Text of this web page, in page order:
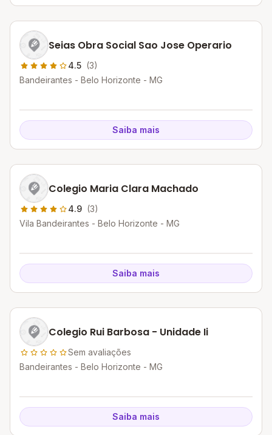
Seias Obra Social Sao Jose Operario
4.5 (3)
Bandeirantes - Belo Horizonte - MG
Saiba mais
Colegio Maria Clara Machado
4.9 (3)
Vila Bandeirantes - Belo Horizonte - MG
Saiba mais
Colegio Rui Barbosa - Unidade Ii
Sem avaliações
Bandeirantes - Belo Horizonte - MG
Saiba mais